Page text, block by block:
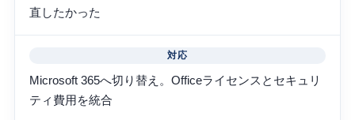
直したかった
対応
Microsoft 365へ切り替え。Officeライセンスとセキュリ
ティ費用を統合